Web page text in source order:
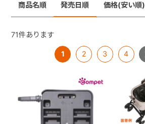
商品名順 発売日順 価格(安い順)
71件あります
1 2 3 4